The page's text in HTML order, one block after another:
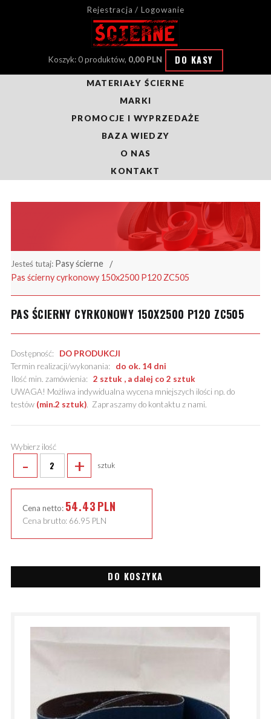
Rejestracja / Logowanie
Koszyk: 0 produktów, 0,00 PLN DO KASY
MATERIAŁY ŚCIERNE
MARKI
PROMOCJE I WYPRZEDAŻE
BAZA WIEDZY
O NAS
KONTAKT
Jesteś tutaj: Pasy ścierne
Pas ścierny cyrkonowy 150x2500 P120 ZC505
PAS ŚCIERNY CYRKONOWY 150X2500 P120 ZC505
Dostępność: DO PRODUKCJI
Termin realizacji/wykonania: do ok. 14 dni
Ilość min. zamówienia: 2 sztuk , a dalej co 2 sztuk
UWAGA! Możliwa indywidualna wycena mniejszych ilości np. do
testów (min.2 sztuk). Zapraszamy do kontaktu z nami.
Wybierz ilość
- + sztuk
Cena netto: 54.43PLN
Cena brutto: 66.95 PLN
DO KOSZYKA